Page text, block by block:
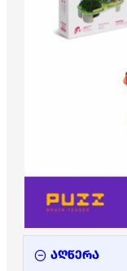
აღწერა